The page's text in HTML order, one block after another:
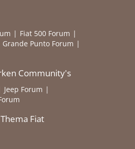
Fiat 500 Forum
Grande Punto Forum
Community's
Jeep Forum
Fiat